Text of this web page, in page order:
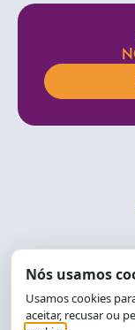
Tel.: (71)